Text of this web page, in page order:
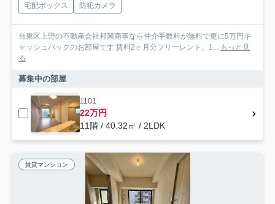
宅配ボックス
防犯カメラ
台東区上野の不動産会社邦興商事なら仲介手数料が無料で更に5万円キ
ャッシュバックのお部屋です 賃料2ヶ月分フリーレント、1...
もっと見
る
募集中の部屋
1101
22万円
11階 / 40.32㎡ / 2LDK
賃貸マンション